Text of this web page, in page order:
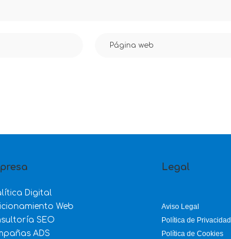
Digital
Web
SEO
ADS
Legal
Aviso Legal
Política de Privacidad
Política de Cookies